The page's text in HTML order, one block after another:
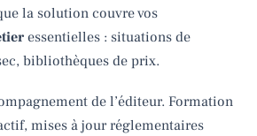
la solution couvre vos
essentielles : situations de
bibliothèques de prix.
de l’éditeur. Formation
mises à jour réglementaires